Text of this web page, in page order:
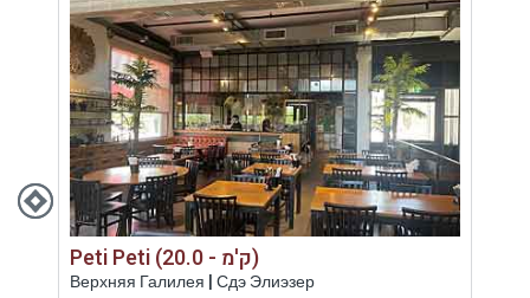
Peti Peti (20.0 - ק'מ)
Верхняя Галилея | Сдэ Элиэзер